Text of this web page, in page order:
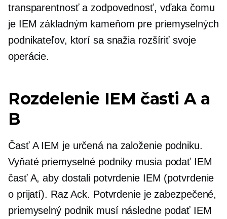
transparentnosť a zodpovednosť, vďaka čomu
je IEM základným kameňom pre priemyselných
podnikateľov, ktorí sa snažia rozšíriť svoje
operácie.
Rozdelenie IEM časti A a
B
Časť A IEM je určená na založenie podniku.
Vyňaté priemyselné podniky musia podať IEM
časť A, aby dostali potvrdenie IEM (potvrdenie
o prijatí). Raz Ack. Potvrdenie je zabezpečené,
priemyselný podnik musí následne podať IEM